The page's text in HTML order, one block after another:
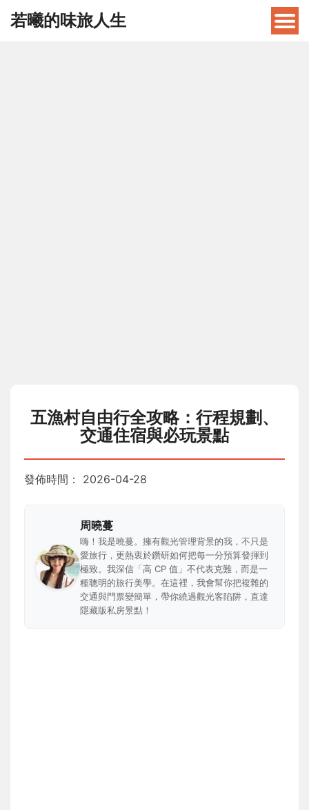
若曦的味旅人生
五漁村自由行全攻略：行程規劃、
交通住宿與必玩景點
發佈時間： 2026-04-28
周曉蔓
嗨！我是曉蔓。擁有觀光管理背景的我，不只是
愛旅行，更熱衷於鑽研如何把每一分預算發揮到
極致。我深信「高 CP 值」不代表克難，而是一
種聰明的旅行美學。在這裡，我會幫你把複雜的
交通與門票變簡單，帶你繞過觀光客陷阱，直達
隱藏版私房景點！